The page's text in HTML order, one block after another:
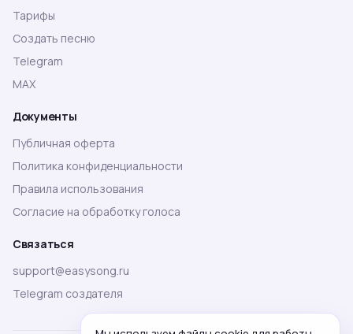
Тарифы
Создать песню
Telegram
MAX
Документы
Публичная оферта
Политика конфиденциальности
Правила использования
Согласие на обработку голоса
Связаться
support@easysong.ru
Telegram создателя